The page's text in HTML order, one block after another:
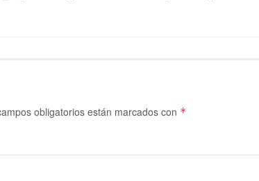
obligatorios están marcados con *